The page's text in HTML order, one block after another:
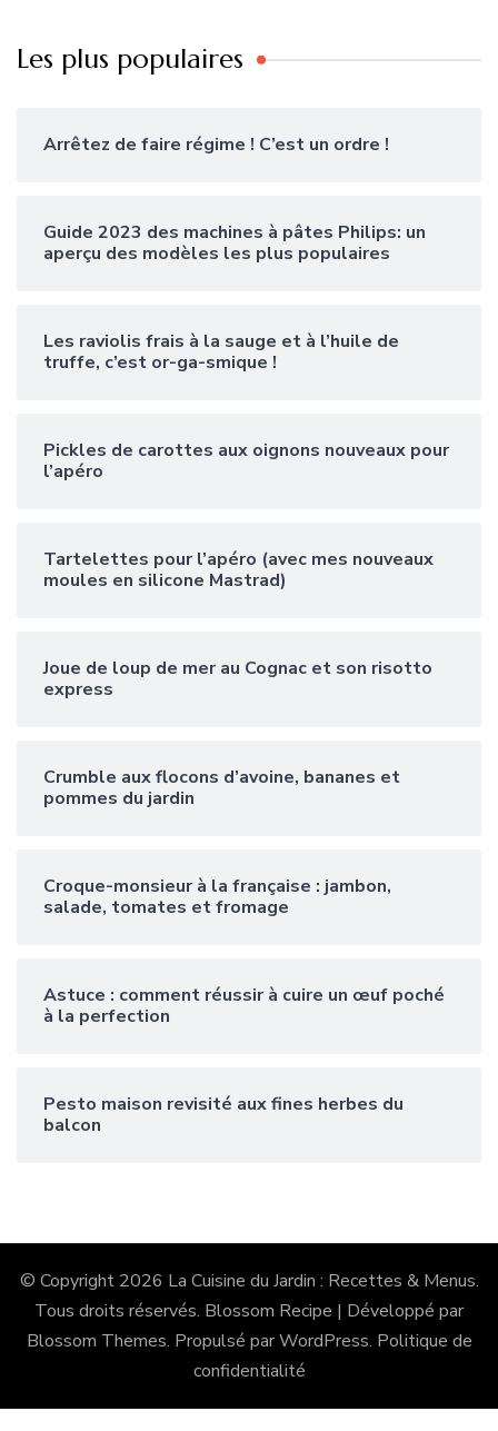
Les plus populaires
Arrêtez de faire régime ! C’est un ordre !
Guide 2023 des machines à pâtes Philips: un
aperçu des modèles les plus populaires
Les raviolis frais à la sauge et à l’huile de
truffe, c’est or-ga-smique !
Pickles de carottes aux oignons nouveaux pour
l’apéro
Tartelettes pour l’apéro (avec mes nouveaux
moules en silicone Mastrad)
Joue de loup de mer au Cognac et son risotto
express
Crumble aux flocons d’avoine, bananes et
pommes du jardin
Croque-monsieur à la française : jambon,
salade, tomates et fromage
Astuce : comment réussir à cuire un œuf poché
à la perfection
Pesto maison revisité aux fines herbes du
balcon
© Copyright 2026 La Cuisine du Jardin : Recettes & Menus.
Tous droits réservés. Blossom Recipe | Développé par
Blossom Themes. Propulsé parWordPress. Politique de
confidentialité